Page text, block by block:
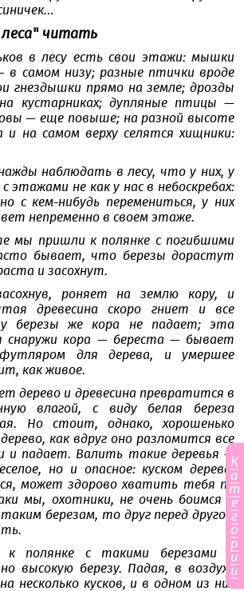
леса" читать
в лесу есть свои этажи: мышки
в самом низу; разные птички вроде
гнездышки прямо на земле; дрозды
кустарниках; дупляные птицы —
— еще повыше; на разной высоте
и на самом верху селятся хищники:
наблюдать в лесу, что у них, у
этажами не как у нас в небоскребах:
с кем-нибудь перемениться, у них
непременно в своем этаже.
мы пришли к полянке с погибшими
бывает, что березы дорастут
и засохнут.
роняет на землю кору, и
древесина скоро гниет и все
березы же кора не падает; эта
снаружи кора — береста — бывает
футляром для дерева, и умершее
как живое.
дерево и древесина превратится в
влагой, с виду белая береза
Но стоит, однако, хорошенько
как вдруг оно разломится все
и падает. Валить такие деревья —
но и опасное: куском дерева,
может здорово хватить тебя по
мы, охотники, не очень боимся и
березам, то друг перед другом
полянке с такими березами и
высокую березу. Падая, в воздухе
несколько кусков, и в одном из них
К
а
т
е
г
о
р
и
и